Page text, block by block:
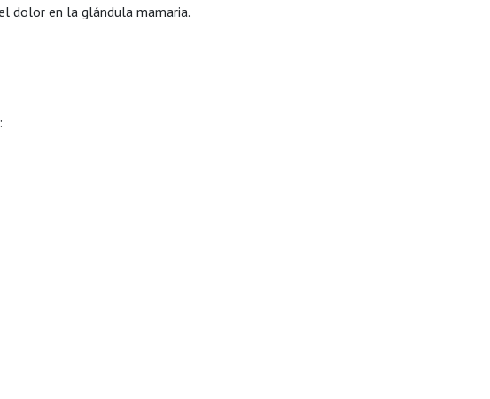
dolor en la glándula mamaria.